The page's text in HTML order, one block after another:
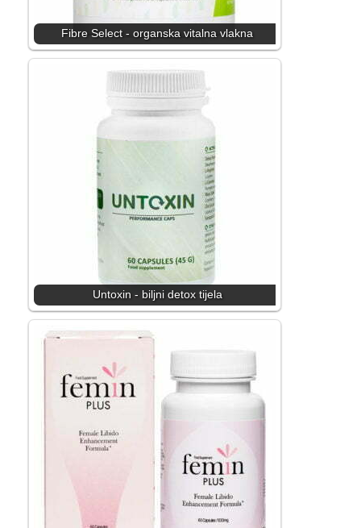
Fibre Select - organska vitalna vlakna
Untoxin - biljni detox tijela